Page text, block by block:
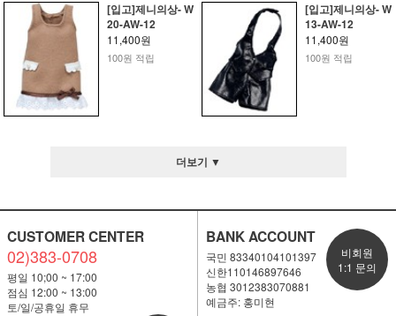
[입고]제니의상- W
20-AW-12
11,400원
100원 적립
[입고]제니의상- W
13-AW-12
11,400원
100원 적립
더보기 ▼
CUSTOMER CENTER
02)383-0708
평일 10;00 ~ 17:00
점심 12:00 ~ 13:00
토/일/공휴일 휴무
BANK ACCOUNT
국민 83340104101397
신한110146897646
농협 3012383070881
예금주: 홍미현
비회원
1:1 문의